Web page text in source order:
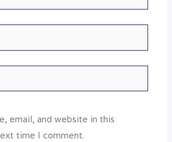
email, and website in this
time I comment.